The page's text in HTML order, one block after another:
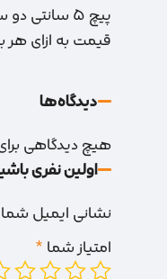
پیچ 5 سانتی دو سو
قیمت به ازای
دیدگاه‌‌ها
هیچ دیدگاهی
اولین نفری باشید
نشانی ایمیل
امتیاز شما *